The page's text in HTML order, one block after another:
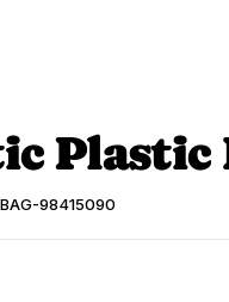
Plastic
98415090